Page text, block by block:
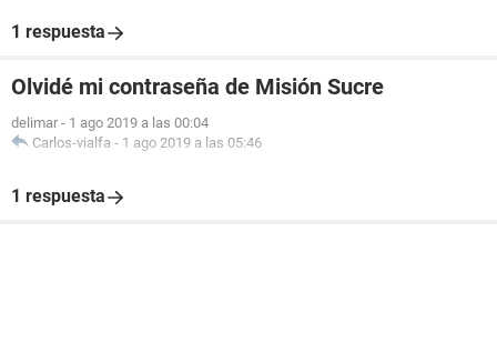
1 respuesta
Olvidé mi contraseña de Misión Sucre
delimar - 1 ago 2019 a las 00:04
Carlos-vialfa - 1 ago 2019 a las 05:46
1 respuesta